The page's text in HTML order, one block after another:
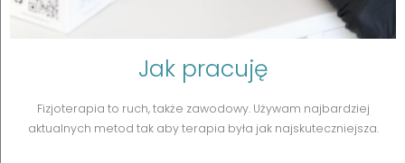
Jak pracuję
Fizjoterapia to ruch, także zawodowy. Używam najbardziej
aktualnych metod tak aby terapia była jak najskuteczniejsza.